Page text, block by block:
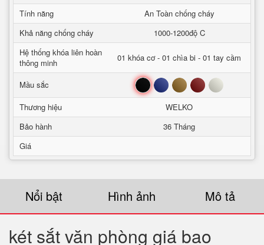
Tính năng
An Toàn chống cháy
Khả năng chống cháy
1000-1200độ C
Hệ thống khóa liên hoàn
thông minh
01 khóa cơ - 01 chìa bi - 01 tay cầm
Mầu sắc Đen Xanh Nâu Đỏ Trắng
Thương hiệu
WELKO
Bảo hành
36 Tháng
Giá
Nổi bật Hình ảnh Mô tả
két sắt văn phòng giá bao